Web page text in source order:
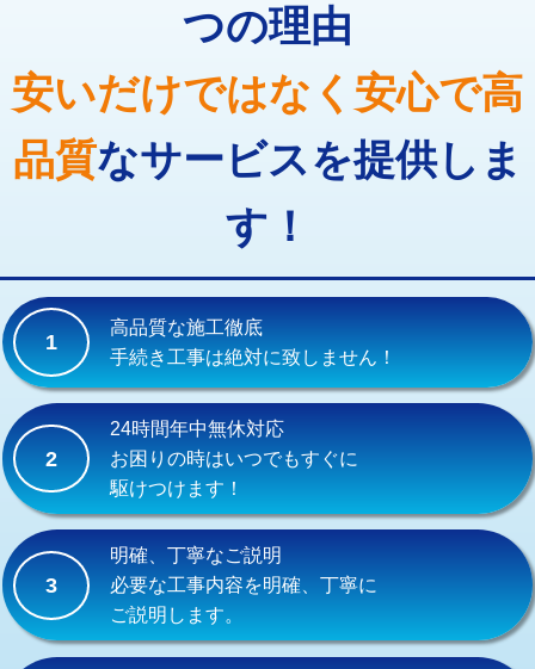
16,500円
廃棄・処分 現場見積
止水・漏水調査・防水処理・清掃・修
22,000円
止水・漏水調査・防水処理・清掃・修
理・調整・分解・加工など（重作業）
33,000円
その他部品の脱着 8,800円～
交換・取付(単水栓（壁付・デッキ
式）)
13,200円+材料費
交換・取付(混合水栓（壁付・デッキ
式・ワンホール）)
16,500円+材料費
交換・取付(排水栓・排水トラップ
（P/S/ポップアップ））
交換・取付（その他部品）
持込商品取付（単水栓）
持込商品取付（混合水栓） 16,500円
持込商品取付（浄水器・分岐水栓） 16,500円
つの理由
安いだけではなく安心で高
品質なサービスを提供しま
す！
1
高品質な施工徹底
手続き工事は絶対に致しません！
2
24時間年中無休対応
お困りの時はいつでもすぐに
駆けつけます！
3
明確、丁寧なご説明
必要な工事内容を明確、丁寧に
ご説明します。